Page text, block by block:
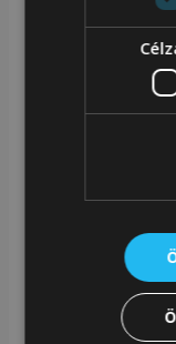
Kiváló
számára ideális
figyelemfelkeltő
szeretnének